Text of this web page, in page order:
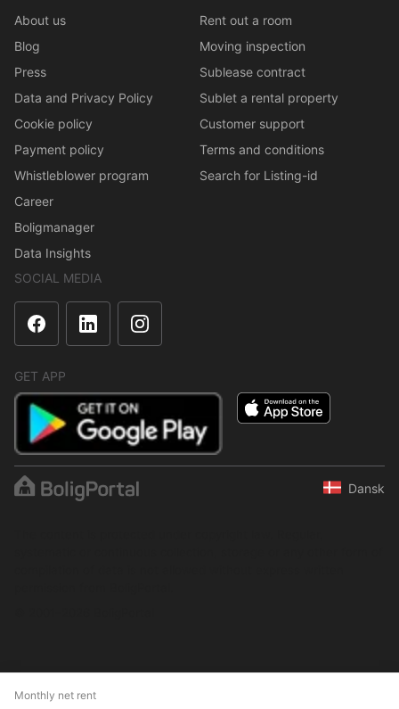
Monthly net rent
About us
Blog
Press
Data and Privacy Policy
Cookie policy
Payment policy
Whistleblower program
Career
Boligmanager
Data Insights
Rent out a room
Moving inspection
Sublease contract
Sublet a rental property
Customer support
Terms and conditions
Search for Listing-id
SOCIAL MEDIA
GET APP
Dansk